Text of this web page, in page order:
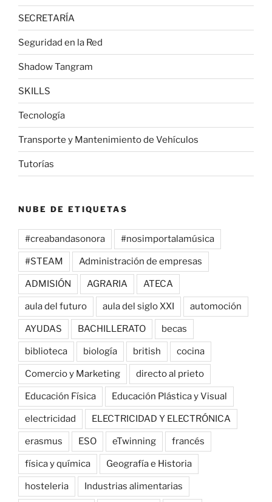
SECRETARÍA
Seguridad en la Red
Shadow Tangram
SKILLS
Tecnología
Transporte y Mantenimiento de Vehículos
Tutorías
NUBE DE ETIQUETAS
#creabandasonora #nosimportalamúsica
#STEAM Administración de empresas
ADMISIÓN AGRARIA ATECA
aula del futuro aula del siglo XXI automoción
AYUDAS BACHILLERATO becas
biblioteca biología british cocina
Comercio y Marketing directo al prieto
Educación Física Educación Plástica y Visual
electricidad ELECTRICIDAD Y ELECTRÓNICA
erasmus ESO eTwinning francés
física y química Geografía e Historia
hosteleria Industrias alimentarias